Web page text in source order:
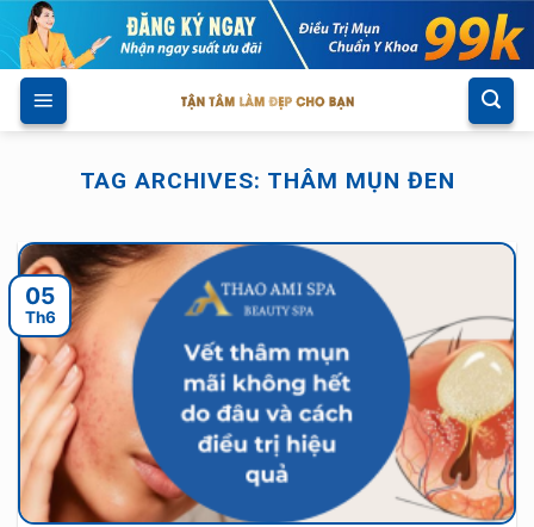
Skip
to
content
TAG ARCHIVES: THÂM MỤN ĐEN
05
Th6